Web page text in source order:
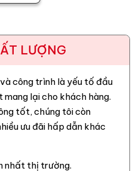
kính rất dễ dàng lau chùi
thường hoặc các chất tẩy
loại gạch này sẽ giúp cho
nhà sẽ rất dễ dàng.
chế tạo và gia công từ
vững chắc, đồng thời sử
tiết như gió, bão, động
LƯỢNG
công trình là yếu tố đầu
lại cho khách hàng.
tốt, chúng tôi còn
ưu đãi hấp dẫn khác
nhất thị trường.